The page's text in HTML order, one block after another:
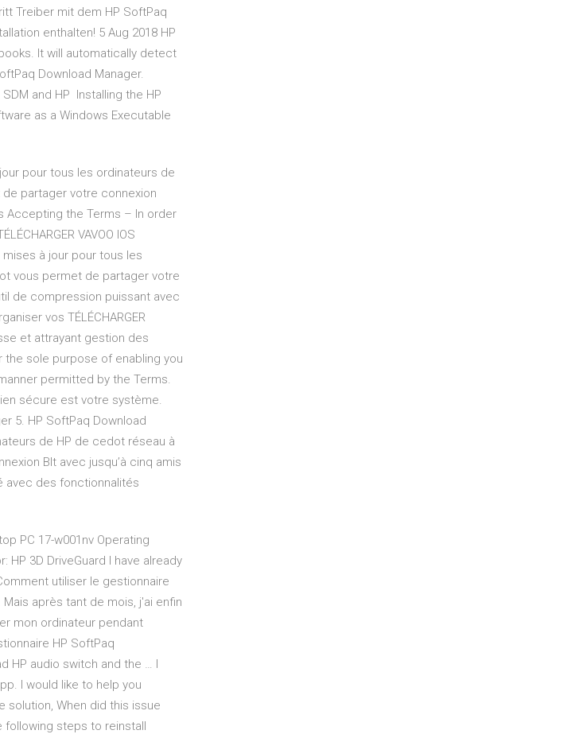
Treiber mit dem HP SoftPaq
enthalten! 5 Aug 2018 HP
It will automatically detect
Download Manager.
and HP Installing the HP
as a Windows Executable
pour tous les ordinateurs de
partager votre connexion
Accepting the Terms – In order
VAVOO IOS
à jour pour tous les
vous permet de partager votre
de compression puissant avec
vos TÉLÉCHARGER
et attrayant gestion des
sole purpose of enabling you
permitted by the Terms.
sécure est votre système.
5. HP SoftPaq Download
de HP de cedot réseau à
Blt avec jusqu’à cinq amis
avec des fonctionnalités
PC 17-w001nv Operating
3D DriveGuard I have already
utiliser le gestionnaire
après tant de mois, j'ai enfin
mon ordinateur pendant
HP SoftPaq
HP audio switch and the … I
I would like to help you
solution, When did this issue
following steps to reinstall